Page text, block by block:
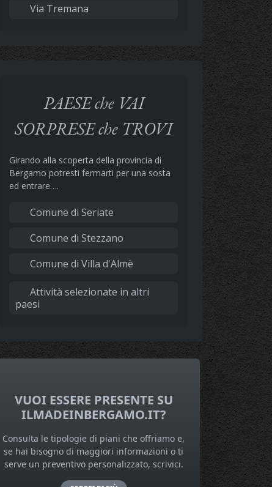
Via Tremana
PAESE che VAI
SORPRESE che TROVI
Girando alla scoperta della provincia di
Bergamo potresti fermarti per una sosta
ed entrare….
Comune di Seriate
Comune di Stezzano
Comune di Villa d'Almè
Attività selezionate in altri
paesi
VUOI ESSERE PRESENTE SU
ILMADEINBERGAMO.IT?
Consulta le tipologie di piani che offriamo e,
se hai bisogno di maggiori informazioni o ti
serve un preventivo personalizzato, scrivici.